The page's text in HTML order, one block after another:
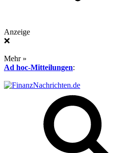
Anzeige
❌
Mehr »
Ad hoc-Mitteilungen: